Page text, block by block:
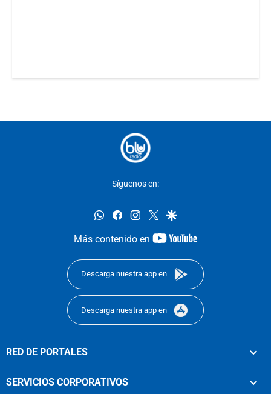
Síguenos en:
whatsappfacebookinstagram
twittergoogle
Más contenido en
youtube-
Descarga nuestra app en
Descarga nuestra app en
RED DE PORTALES
SERVICIOS CORPORATIVOS